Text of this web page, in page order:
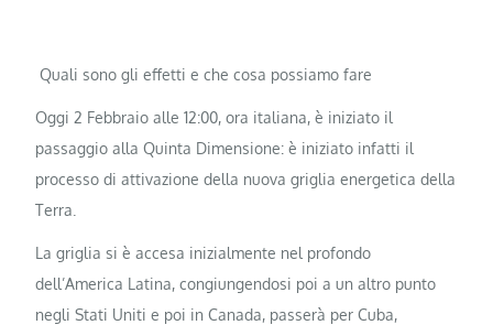
Quali sono gli effetti e che cosa possiamo fare
Oggi 2 Febbraio alle 12:00, ora italiana, è iniziato il
passaggio alla Quinta Dimensione: è iniziato infatti il
processo di attivazione della nuova griglia energetica della
Terra.
La griglia si è accesa inizialmente nel profondo
dell’America Latina, congiungendosi poi a un altro punto
negli Stati Uniti e poi in Canada, passerà per Cuba,